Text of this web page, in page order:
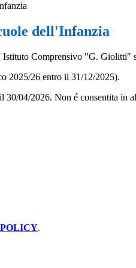
dell'Infanzia
Comprensivo "G. Giolitti"
2025/26 entro il 31/12/2025).
04/2026. Non é consentita in
.